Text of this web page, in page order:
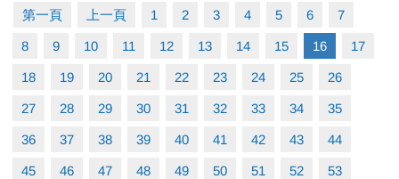
課程期間：1/26~2/27
報名辦法：現場報名、網路報名、APP報名
▪︎ 大安APP 長佳Sports+ APP傳送門⬇
APPLE 傳送門點我(另開新視窗)
google play 傳送門點我(另開新視窗)
第一頁 上一頁 1 2 3 4 5 6 7
8 9 10 11 12 13 14 15 16 17
18 19 20 21 22 23 24 25 26
27 28 29 30 31 32 33 34 35
36 37 38 39 40 41 42 43 44
45 46 47 48 49 50 51 52 53